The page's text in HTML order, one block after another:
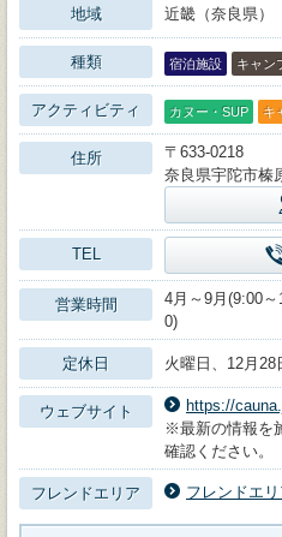
地域 近畿（奈良県）
種類 宿泊施設 キャン
アクティビティ カヌー・SUP キ
住所
〒633-0218
奈良県宇陀市榛
TEL
営業時間
4月～9月(9:00
0)
定休日 火曜日、12月28
ウェブサイト
https://
※最新の情報を
確認ください。
フレンドエリア フレンドエ